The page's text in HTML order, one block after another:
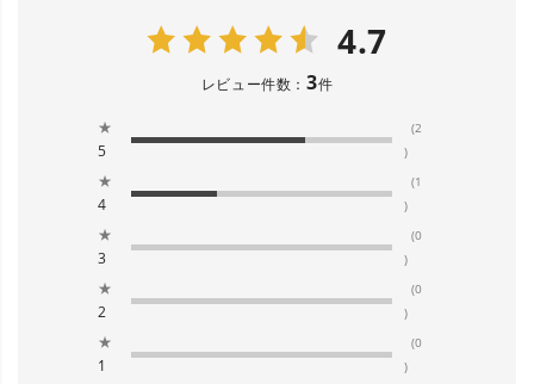
4.7
レビュー件数： 3件
★
5
(2
)
★
4
(1
)
★
3
(0
)
★
2
(0
)
★
1
(0
)